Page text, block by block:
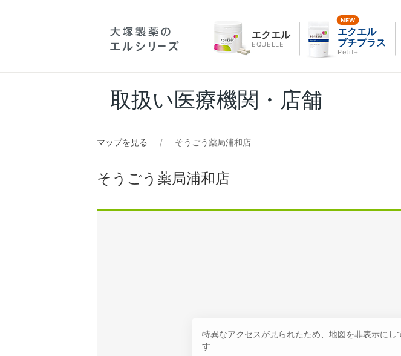
エクエル
EQUELLE
エクエル
プチプラス
Petit+
取扱い医療機関・店舗
マップを見る そうごう薬局浦和店
そうごう薬局浦和店
特異なアクセスが見られたため、地図を非表示にし
す